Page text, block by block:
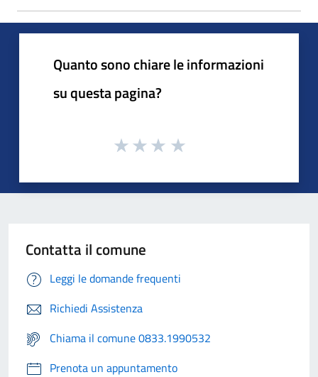
Quanto sono chiare le informazioni
su questa pagina?
Contatta il comune
Leggi le domande frequenti
Richiedi Assistenza
Chiama il comune 0833.1990532
Prenota un appuntamento